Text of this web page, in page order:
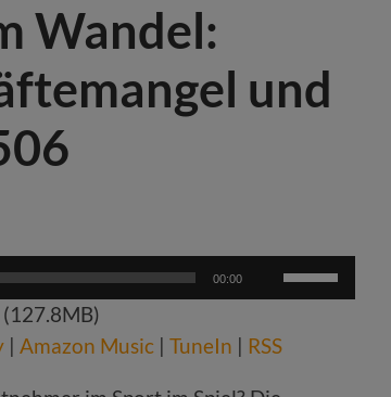
Wandel:
und
00:00
Hoch/Runter
(127.8MB)
| Amazon Music | TuneIn | RSS